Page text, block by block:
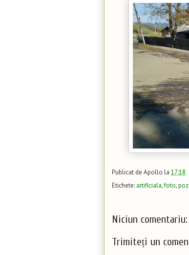
Publicat de Apollo la 17:18
Etichete: artificiala,foto,
Niciun comentariu:
Trimiteți un